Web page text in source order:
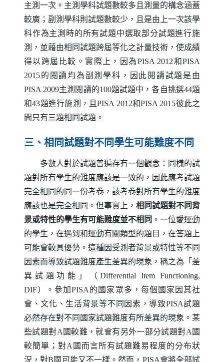
主測一次。主測學科試題數較多且測量的構念涵蓋
較廣；副測學科則試題數較少，且是由上一次該學
科作為主測時的所有試題中選取部分試題進行施
測，並藉由相同試題跨屆等化之計量技術，使成績
得以跨屆比較。實際上，因為PISA 2012和PISA
2015的閱讀均為副測學科，因此閱讀試題是由
PISA 2009主測閱讀的100題試題中，各自挑選44題
和43題進行施測，且PISA 2012和PISA 2015彼此之
間只有三題相同試題。
三、相同試題對不同學生可能難度不同
多數人對於試題普遍存有一個觀念：同樣的試
題對所有學生的難度應該是一致的，因此應考試題
完全相同的同一份考卷，該考卷對所有學生的難度
應該也是完全相同。但事實上， 相同試題對不同背
景或特性的學生有可能難度並不相同 。一位愛運動
的學生，在遇到和運動有關類型的題目，在答題上
可能會較具優勢。這種因受測者背景或特性等不同
因素而導致試題難度產生差異的現象，稱之為「差
異試題功能」（Differential Item Functioning,
DIF）。參加PISA 的國家眾多，每個國家因其社
會、文化、生活背景等不同因素，導致PISA試題
必然存在對不同國家試題難度有所差異的現象。某
些試題對A 國較難，就會有另外一部分試題對A 國
較簡單；對A 國而言所有試題難易程度的分布狀
況，對B 國可能又不一樣。然而， PISA會將全部試